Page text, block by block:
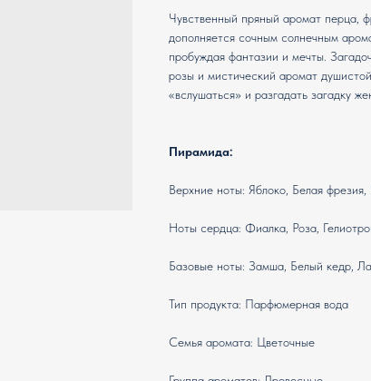
Чувственный пряный аромат перца,
дополняется сочным солнечным
пробуждая фантазии и мечты.
розы и мистический аромат
«вслушаться» и разгадать загадку
Пирамида:
Верхние ноты: Яблоко, Белая
Ноты сердца: Фиалка, Роза,
Базовые ноты: Замша, Белый кедр,
Тип продукта: Парфюмерная вода
Семья аромата: Цветочные